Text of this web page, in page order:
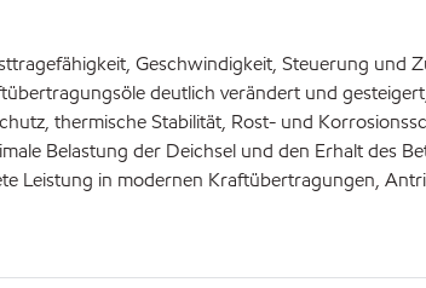
Geschwindigkeit, Steuerung und
deutlich verändert und
thermische Stabilität, Rost- und
Belastung der Deichsel und den Erhalt des
Leistung in modernen Kraftübertragungen,